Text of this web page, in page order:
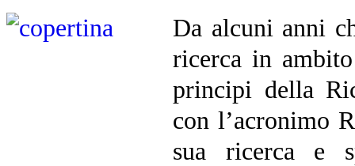
Da alcuni anni
ricerca in
principi della
con l’acronimo
sua ricerca e